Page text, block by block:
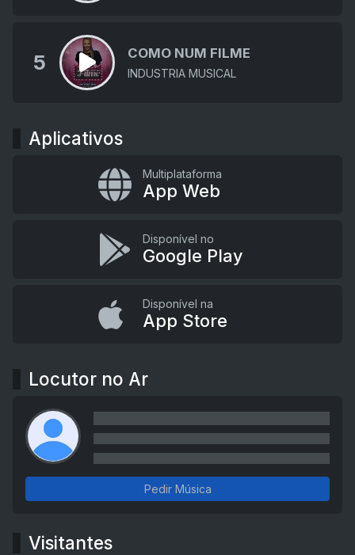
5 COMO NUM FILME
INDUSTRIA MUSICAL
Aplicativos
Multiplataforma
App Web
Disponível no
Google Play
Disponível na
App Store
Locutor no Ar
Pedir Música
Visitantes